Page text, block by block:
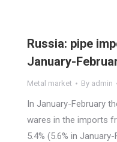
Russia: pipe
January-
Metal market By admin
In January-February
wares in the imports
5.4% (5.6% in